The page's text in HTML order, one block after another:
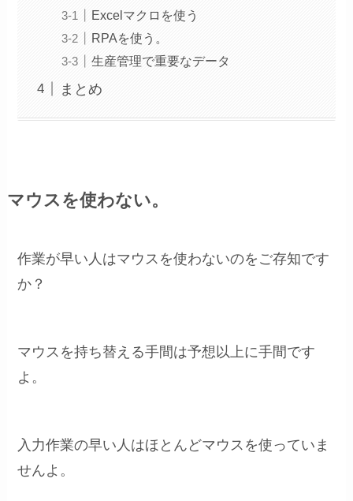
Excelマクロを使う
RPAを使う。
生産管理で重要なデータ
まとめ
マウスを使わない。
作業が早い人はマウスを使わないのをご存知です
か？
マウスを持ち替える手間は予想以上に手間です
よ。
入力作業の早い人はほとんどマウスを使っていま
せんよ。